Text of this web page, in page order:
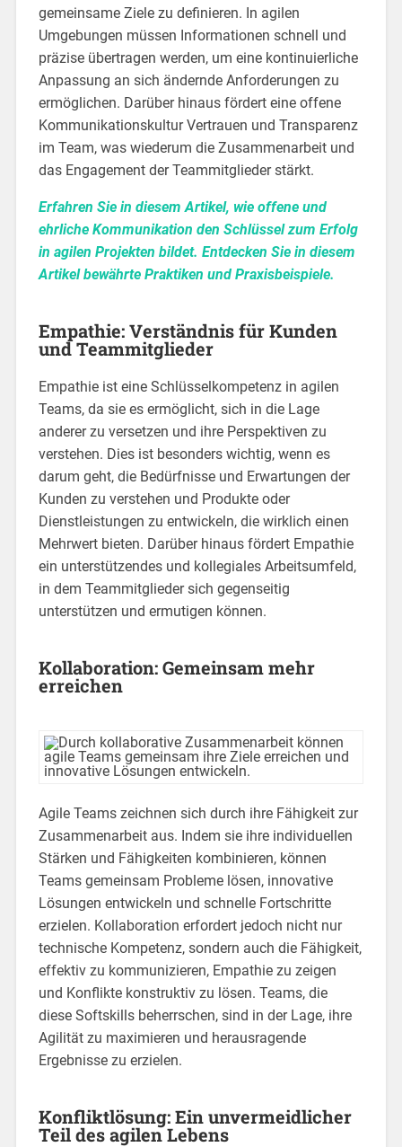
gemeinsame Ziele zu definieren. In agilen
Umgebungen müssen Informationen schnell und
präzise übertragen werden, um eine kontinuierliche
Anpassung an sich ändernde Anforderungen zu
ermöglichen. Darüber hinaus fördert eine offene
Kommunikationskultur Vertrauen und Transparenz
im Team, was wiederum die Zusammenarbeit und
das Engagement der Teammitglieder stärkt.
Erfahren Sie in diesem Artikel, wie offene und
ehrliche Kommunikation den Schlüssel zum Erfolg
in agilen Projekten bildet. Entdecken Sie in diesem
Artikel bewährte Praktiken und Praxisbeispiele.
Empathie: Verständnis für Kunden
und Teammitglieder
Empathie ist eine Schlüsselkompetenz in agilen
Teams, da sie es ermöglicht, sich in die Lage
anderer zu versetzen und ihre Perspektiven zu
verstehen. Dies ist besonders wichtig, wenn es
darum geht, die Bedürfnisse und Erwartungen der
Kunden zu verstehen und Produkte oder
Dienstleistungen zu entwickeln, die wirklich einen
Mehrwert bieten. Darüber hinaus fördert Empathie
ein unterstützendes und kollegiales Arbeitsumfeld,
in dem Teammitglieder sich gegenseitig
unterstützen und ermutigen können.
Kollaboration: Gemeinsam mehr
erreichen
Agile Teams zeichnen sich durch ihre Fähigkeit zur
Zusammenarbeit aus. Indem sie ihre individuellen
Stärken und Fähigkeiten kombinieren, können
Teams gemeinsam Probleme lösen, innovative
Lösungen entwickeln und schnelle Fortschritte
erzielen. Kollaboration erfordert jedoch nicht nur
technische Kompetenz, sondern auch die Fähigkeit,
effektiv zu kommunizieren, Empathie zu zeigen
und Konflikte konstruktiv zu lösen. Teams, die
diese Softskills beherrschen, sind in der Lage, ihre
Agilität zu maximieren und herausragende
Ergebnisse zu erzielen.
Konfliktlösung: Ein unvermeidlicher
Teil des agilen Lebens